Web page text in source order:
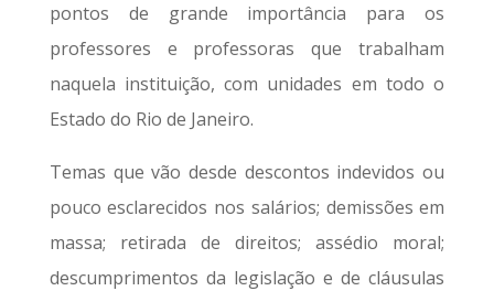
pontos de grande importância para os
professores e professoras que trabalham
naquela instituição, com unidades em todo o
Estado do Rio de Janeiro.
Temas que vão desde descontos indevidos ou
pouco esclarecidos nos salários; demissões em
massa; retirada de direitos; assédio moral;
descumprimentos da legislação e de cláusulas